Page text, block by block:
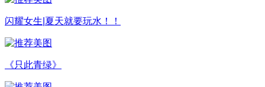
闪耀女生|夏天就要玩水！！
《只此青绿》